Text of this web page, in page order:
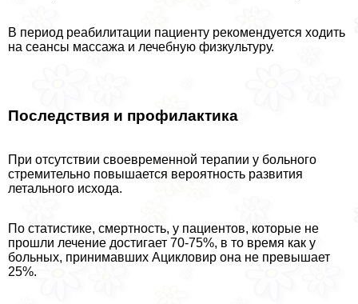
В период реабилитации пациенту рекомендуется ходить
на сеансы массажа и лечебную физкультуру.
Последствия и профилактика
При отсутствии своевременной терапии у больного
стремительно повышается вероятность развития
летального исхода.
По статистике, cмepтность, у пациентов, которые не
прошли лечение достигает 70-75%, в то время как у
больных, принимавших Ацикловир она не превышает
25%.